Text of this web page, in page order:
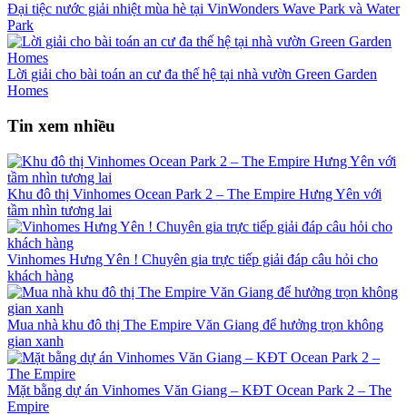
Đại tiệc nước giải nhiệt mùa hè tại VinWonders Wave Park và Water
Park
Lời giải cho bài toán an cư đa thế hệ tại nhà vườn Green Garden
Homes
Tin xem nhiều
Khu đô thị Vinhomes Ocean Park 2 – The Empire Hưng Yên với
tầm nhìn tương lai
Vinhomes Hưng Yên ! Chuyên gia trực tiếp giải đáp câu hỏi cho
khách hàng
Mua nhà khu đô thị The Empire Văn Giang để hưởng trọn không
gian xanh
Mặt bằng dự án Vinhomes Văn Giang – KĐT Ocean Park 2 – The
Empire